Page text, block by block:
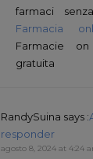
farmaci
Farmacia
Farmacie
gratuita
RandySuina says :
responder
agosto 8, 2024 at 4:24